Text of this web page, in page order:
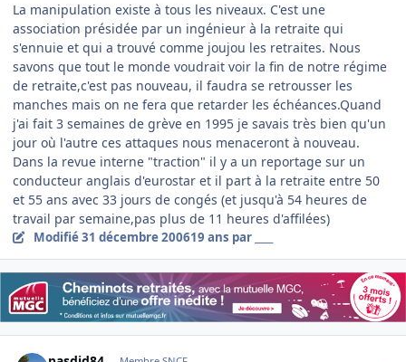
La manipulation existe à tous les niveaux. C'est une
association présidée par un ingénieur à la retraite qui
s'ennuie et qui a trouvé comme joujou les retraites. Nous
savons que tout le monde voudrait voir la fin de notre régime
de retraite,c'est pas nouveau, il faudra se retrousser les
manches mais on ne fera que retarder les échéances.Quand
j'ai fait 3 semaines de grève en 1995 je savais très bien qu'un
jour où l'autre ces attaques nous menaceront à nouveau.
Dans la revue interne "traction" il y a un reportage sur un
conducteur anglais d'eurostar et il part à la retraite entre 50
et 55 ans avec 33 jours de congés (et jusqu'à 54 heures de
travail par semaine,pas plus de 11 heures d'affilées)
Modifié31 décembre 200619 ans par ____